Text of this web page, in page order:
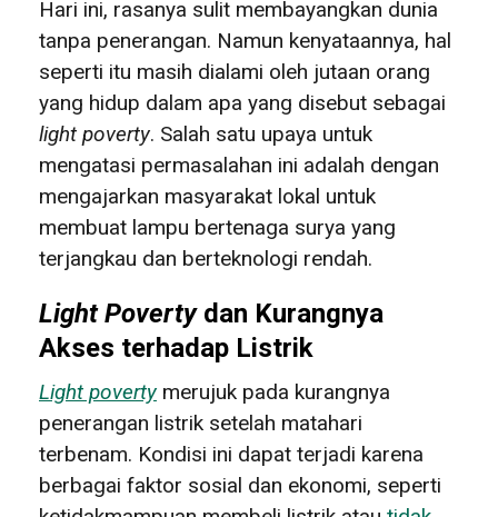
Hari ini, rasanya sulit membayangkan dunia
tanpa penerangan. Namun kenyataannya, hal
seperti itu masih dialami oleh jutaan orang
yang hidup dalam apa yang disebut sebagai
light poverty. Salah satu upaya untuk
mengatasi permasalahan ini adalah dengan
mengajarkan masyarakat lokal untuk
membuat lampu bertenaga surya yang
terjangkau dan berteknologi rendah.
Light Povertydan Kurangnya
Akses terhadap Listrik
Light povertymerujuk pada kurangnya
penerangan listrik setelah matahari
terbenam. Kondisi ini dapat terjadi karena
berbagai faktor sosial dan ekonomi, seperti